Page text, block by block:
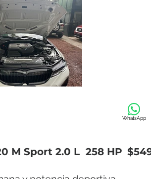
WhatsApp
M Sport 2.0 L 258 HP